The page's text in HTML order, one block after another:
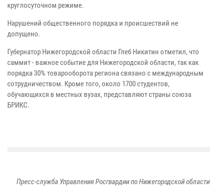
круглосуточном режиме.
Нарушений общественного порядка и происшествий не
допущено.
Губернатор Нижегородской области Глеб Никитин отметил, что
саммит - важное событие для Нижегородской области, так как
порядка 30% товарооборота региона связано с международным
сотрудничеством. Кроме того, около 1700 студентов,
обучающихся в местных вузах, представляют страны союза
БРИКС.
Пресс-служба Управления Росгвардии по Нижегородской области